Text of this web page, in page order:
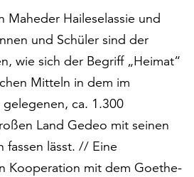
Maheder Haileselassie und
und Schüler sind der
wie sich der Begriff „Heimat“
Mitteln in dem im
ca. 1.300
Land Gedeo mit seinen
fassen lässt. // Eine
Kooperation mit dem Goethe-